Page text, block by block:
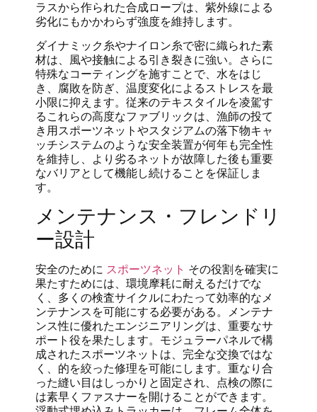
ラスから作られた合成ロープは、紫外線による
劣化にもかかわらず強度を維持します。
ダイナミック糸やナイロン糸で密に織られた素
材は、風や接触による引き裂きに強い。さらに
特殊なコーティングを施すことで、水をはじ
き、腐敗を防ぎ、温度変化によるストレスを最
小限に抑えます。従来のテキスタイルを凌駕す
るこれらの高度なファブリックは、漁師の投て
き用スポーツネットやスタジアムの落下物キャ
ッチシステムのような安全装置が何年も完全性
を維持し、より劣るネットが故障した後も重要
なバリアとして機能し続けることを保証しま
す。
メンテナンス・フレンドリ
ー設計
安全のために スポーツネット その役割を確実に
果たすためには、環境摩耗に耐えるだけでな
く、多くの検査サイクルにわたって効率的なメ
ンテナンスを可能にする必要がある。メンテナ
ンス性に優れたエンジニアリングは、重要なサ
ポート役を果たします。モジュラーパネルで構
成されたスポーツネットは、完全な交換ではな
く、的を絞った修理を可能にします。重なり合
った縫い目はしっかりと固定され、点検の際に
は素早くファスナーを開けることができます。